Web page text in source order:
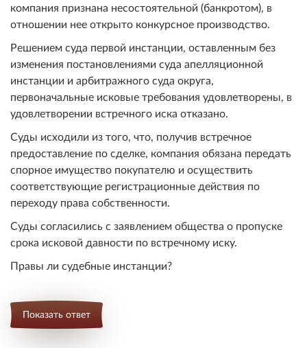
компания признана несостоятельной (банкротом), в
отношении нее открыто конкурсное производство.
Решением суда первой инстанции, оставленным без
изменения постановлениями суда апелляционной
инстанции и арбитражного суда округа,
первоначальные исковые требования удовлетворены, в
удовлетворении встречного иска отказано.
Суды исходили из того, что, получив встречное
предоставление по сделке, компания обязана передать
спорное имущество покупателю и осуществить
соответствующие регистрационные действия по
переходу права собственности.
Суды согласились с заявлением общества о пропуске
срока исковой давности по встречному иску.
Правы ли судебные инстанции?
Показать ответ